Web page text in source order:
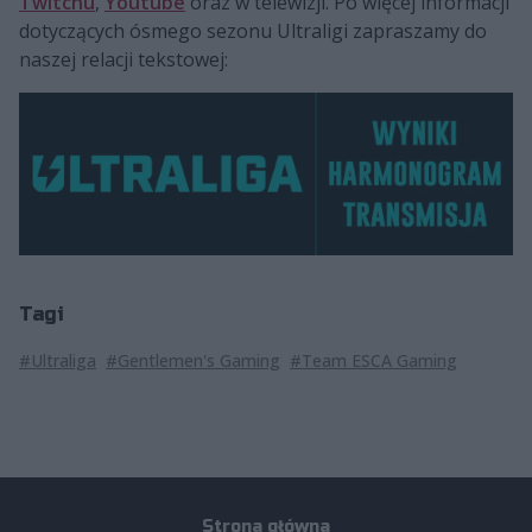
dotyczących ósmego sezonu Ultraligi zapraszamy do
naszej relacji tekstowej:
Tagi
#Ultraliga #Gentlemen's Gaming #Team ESCA Gaming
Strona główna